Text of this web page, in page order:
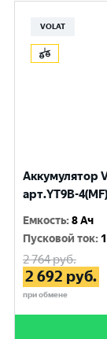
VOLAT
Аккумулятор
арт.YT9B-
Емкость:8 Ач
Пусковой ток:
2 764руб.
2 692 руб.
при обмене